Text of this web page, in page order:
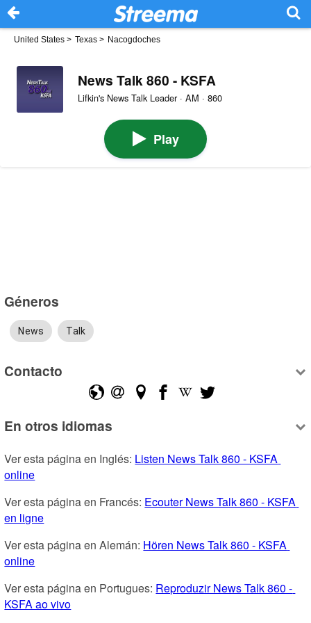
United States > Texas > Nacogdoches
News Talk 860 - KSFA
Lifkin's News Talk Leader · AM · 860
Play
Géneros
News Talk
Contacto
En otros idiomas
Ver esta página en Inglés: Listen News Talk 860 - KSFA
online
Ver esta página en Francés: Ecouter News Talk 860 - KSFA
en ligne
Ver esta página en Alemán: Hören News Talk 860 - KSFA
online
Ver esta página en Portugues: Reproduzir News Talk 860 -
KSFA ao vivo